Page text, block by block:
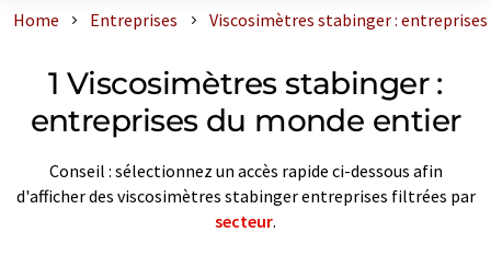
Home Entreprises Viscosimètres stabinger :
1 Viscosimètres stabinger :
entreprises du monde entier
Conseil : sélectionnez un accès rapide ci-dessous afin
d'afficher des viscosimètres stabinger entreprises filtrées par
secteur.